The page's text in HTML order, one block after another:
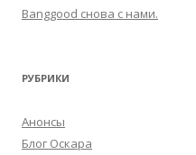
Banggood снова с нами.
РУБРИКИ
Анонсы
Блог Оскара